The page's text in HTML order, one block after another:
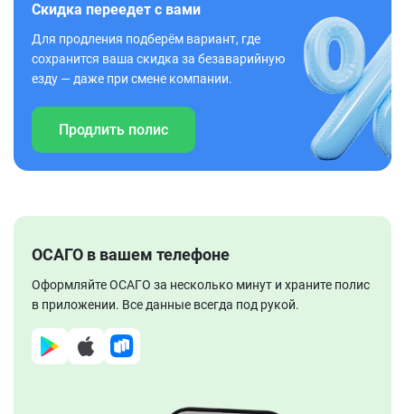
Скидка переедет с вами
Для продления подберём вариант, где
сохранится ваша скидка за безаварийную
езду — даже при смене компании.
Продлить полис
ОСАГО в вашем телефоне
Оформляйте ОСАГО за несколько минут и храните полис
в приложении. Все данные всегда под рукой.